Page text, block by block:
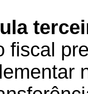
fiscal